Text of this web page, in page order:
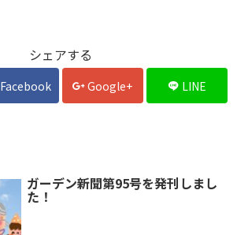
シェアする
Facebook Google+ LINE
ガーデン新聞第95号を発刊しまし
た！